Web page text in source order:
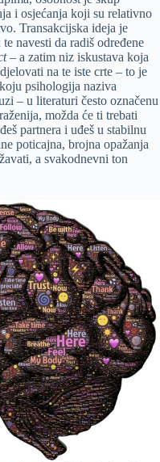
i osjećanja koji su relativno
Transakcijska ideja je
navesti da radiš određene
– a zatim niz iskustava koja
na te iste crte – to je
psihologija naziva
– u literaturi često označenu
možda će ti trebati
partnera i uđeš u stabilnu
poticajna, brojna opažanja
a svakodnevni ton